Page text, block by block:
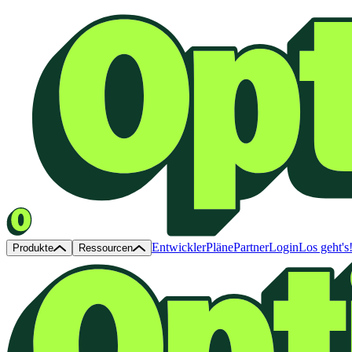
Produkte Ressourcen EntwicklerPlänePartnerLoginLos geht's!